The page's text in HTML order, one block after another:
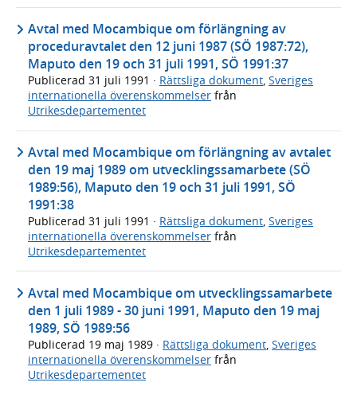
Avtal med Mocambique om förlängning av
proceduravtalet den 12 juni 1987 (SÖ 1987:72),
Maputo den 19 och 31 juli 1991, SÖ 1991:37
Publicerad 31 juli 1991 · Rättsliga dokument, Sveriges
internationella överenskommelser från
Utrikesdepartementet
Avtal med Mocambique om förlängning av avtalet
den 19 maj 1989 om utvecklingssamarbete (SÖ
1989:56), Maputo den 19 och 31 juli 1991, SÖ
1991:38
Publicerad 31 juli 1991 · Rättsliga dokument, Sveriges
internationella överenskommelser från
Utrikesdepartementet
Avtal med Mocambique om utvecklingssamarbete
den 1 juli 1989 - 30 juni 1991, Maputo den 19 maj
1989, SÖ 1989:56
Publicerad 19 maj 1989 · Rättsliga dokument Sveriges
internationella överenskommelser från
Utrikesdepartementet